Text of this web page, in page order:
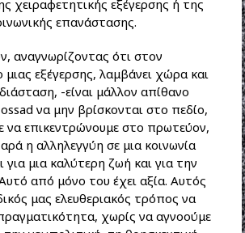
χειραφετητικής εξέγερσης ή της
επανάστασης.
αναγνωρίζοντας ότι στον
μιας εξέγερσης, λαμβάνει χώρα και
-είναι μάλλον απίθανο
να μην βρίσκονται στο πεδίο,
να επικεντρώνουμε στο πρωτεύον,
η αλληλεγγύη σε μια κοινωνία
για μια καλύτερη ζωή και για την
από μόνο του έχει αξία. Αυτός
μας ελευθεριακός τρόπος να
χωρίς να αγνοούμε